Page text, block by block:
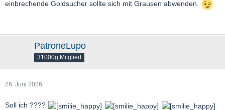
einbrechende Goldsucher sollte sich mit Grausen abwenden.
PatroneLupo
31000g Mitglied
26. Juni 2026
Soll ich ????